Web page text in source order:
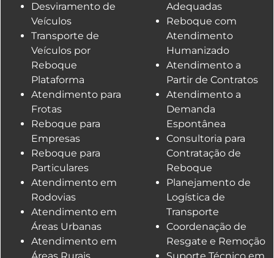
Desviramento de
Veículos
Transporte de
Veículos por
Reboque
Plataforma
Atendimento para
Frotas
Reboque para
Empresas
Reboque para
Particulares
Atendimento em
Rodovias
Atendimento em
Áreas Urbanas
Atendimento em
Adequadas
Reboque com
Atendimento
Humanizado
Atendimento a
Partir de Contratos
Atendimento a
Demanda
Espontânea
Consultoria para
Contratação de
Reboque
Planejamento de
Logística de
Transporte
Coordenação de
Resgate e Remoção